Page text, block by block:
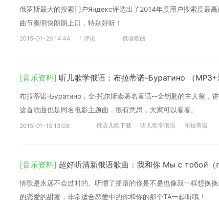
俄罗斯最大的搜索门户Яндекс评选出了2014年度用户搜索度最
曲节奏明快朗朗上口，特别好听！
2015-01-29 14:44 1 评论 俄语歌曲
[音乐资料] 听儿歌学俄语：布拉蒂诺-Буратино （
布拉蒂诺-Буратино，金·托尔斯泰著名童话--金钥匙的主人翁，
这首歌曲也是同名电影主题曲，很有意思，大家可以看看。
2015-01-15 13:08 俄语儿歌下载 听儿歌学俄语 布拉蒂诺
[音乐资料] 超好听清新俄语歌曲：我和你 Мы с тобой（
情歌是永远不会过时的。听惯了摇滚的你是不是也像我一样想换
的恋爱的甜蜜，非常适合恋爱中的你和你的那个TA一起听哦！